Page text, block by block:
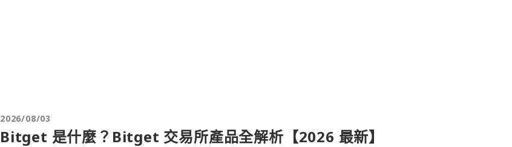
2026/08/03
Bitget 是什麼？Bitget 交易所產品全解析【2026 最新】